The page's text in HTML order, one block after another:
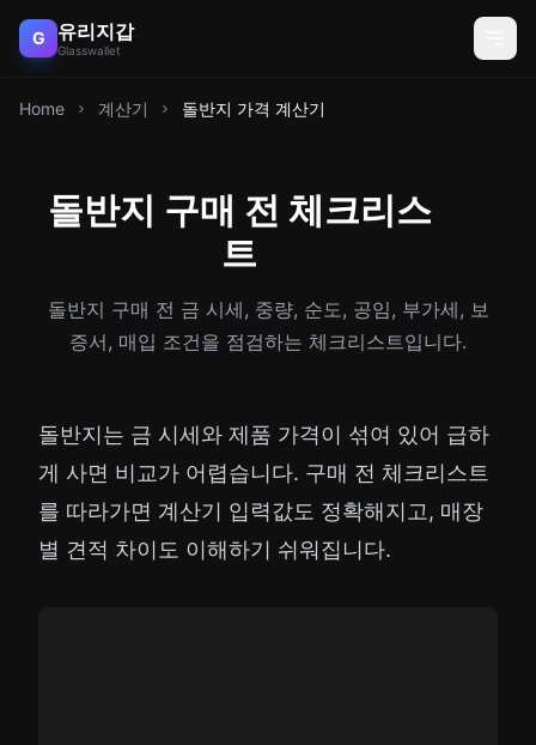
G 유리지갑
Glasswallet
Home 계산기 돌반지 가격 계산기
돌반지 구매 전 체크리스
트
돌반지 구매 전 금 시세, 중량, 순도, 공임, 부가세, 보
증서, 매입 조건을 점검하는 체크리스트입니다.
돌반지는 금 시세와 제품 가격이 섞여 있어 급하
게 사면 비교가 어렵습니다. 구매 전 체크리스트
를 따라가면 계산기 입력값도 정확해지고, 매장
별 견적 차이도 이해하기 쉬워집니다.